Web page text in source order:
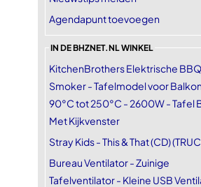
Agendapunt toevoegen
IN DE BHZNET.NL WINKEL
KitchenBrothers Elektrische
Smoker - Tafelmodel voor
90°C tot 250°C - 2600W - Tafel
Met Kijkvenster
Stray Kids - This & That (CD)
Bureau Ventilator - Zuinige
Tafelventilator - Kleine USB